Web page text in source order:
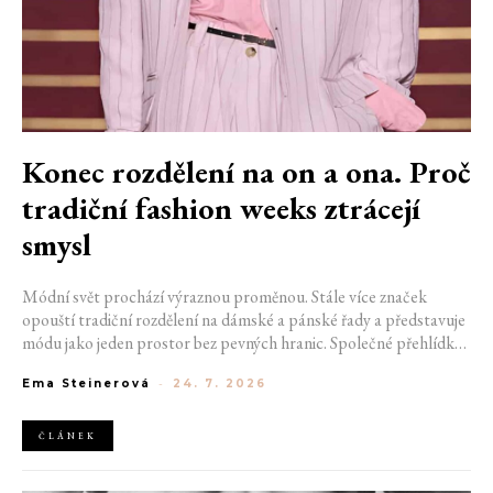
Konec rozdělení na on a ona. Proč
tradiční fashion weeks ztrácejí
smysl
Módní svět prochází výraznou proměnou. Stále více značek
opouští tradiční rozdělení na dámské a pánské řady a představuje
módu jako jeden prostor bez pevných hranic. Společné přehlídky,
klasické týdny módy mohou brzy vypadat úplně jinak.
Ema Steinerová - 24. 7. 2026
ČLÁNEK